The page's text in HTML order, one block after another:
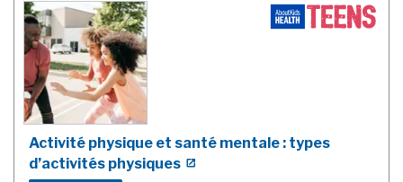
Activité physique et santé mentale : types
d’activités physiques